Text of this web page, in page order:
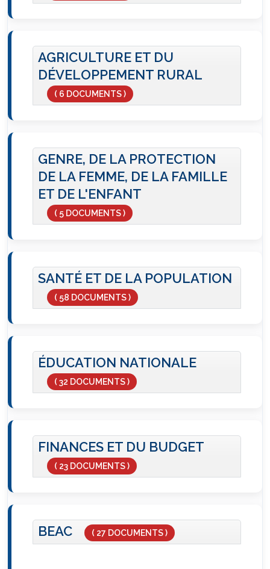
AGRICULTURE ET DU
DÉVELOPPEMENT RURAL
( 6 DOCUMENTS )
GENRE, DE LA PROTECTION
DE LA FEMME, DE LA FAMILLE
ET DE L'ENFANT
( 5 DOCUMENTS )
SANTÉ ET DE LA POPULATION
( 58 DOCUMENTS )
ÉDUCATION NATIONALE
( 32 DOCUMENTS )
FINANCES ET DU BUDGET
( 23 DOCUMENTS )
BEAC ( 27 DOCUMENTS )